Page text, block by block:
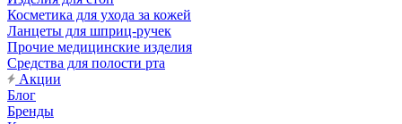
Косметика для ухода за кожей
Ланцеты для шприц-ручек
Прочие медицинские изделия
Средства для полости рта
Акции
Блог
Бренды